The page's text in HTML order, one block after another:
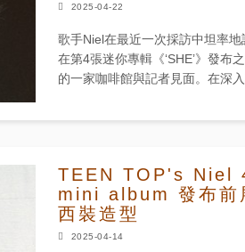
2025-04-22
歌手Niel在最近一次採訪中坦率地
在第4張迷你專輯《‘SHE’》發布
的一家咖啡館與記者見面。在深
們...
TEEN TOP's Niel
mini album 發布前
西裝造型
2025-04-14